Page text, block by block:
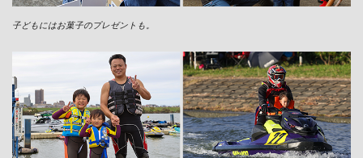
子どもにはお菓子のプレゼントも。